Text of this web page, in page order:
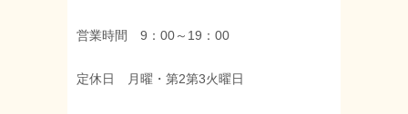
営業時間 9：00～19：00
定休日 月曜・第2第3火曜日